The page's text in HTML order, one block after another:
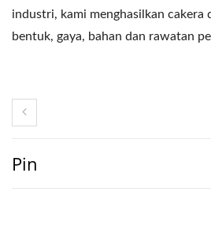
industri, kami menghasilkan cakera
bentuk, gaya, bahan dan rawatan
Pin